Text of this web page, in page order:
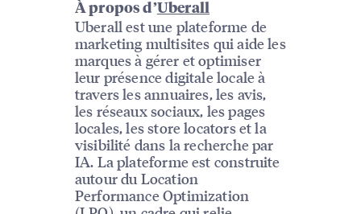
À propos d’Uberall
Uberall est une plateforme de
marketing multisites qui aide les
marques à gérer et optimiser
leur présence digitale locale à
travers les annuaires, les avis,
les réseaux sociaux, les pages
locales, les store locators et la
visibilité dans la recherche par
IA. La plateforme est construite
autour du Location
Performance Optimization